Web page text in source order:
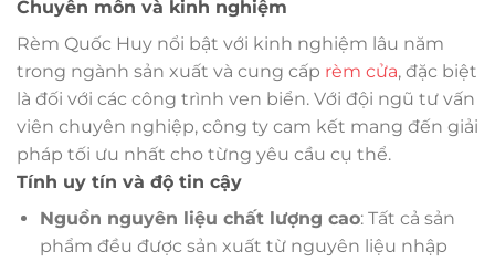
Chuyên môn và kinh nghiệm
Rèm Quốc Huy nổi bật với kinh nghiệm lâu năm
trong ngành sản xuất và cung cấp rèm cửa, đặc biệt
là đối với các công trình ven biển. Với đội ngũ tư vấn
viên chuyên nghiệp, công ty cam kết mang đến giải
pháp tối ưu nhất cho từng yêu cầu cụ thể.
Tính uy tín và độ tin cậy
Nguồn nguyên liệu chất lượng cao: Tất cả sản
phẩm đều được sản xuất từ nguyên liệu nhập